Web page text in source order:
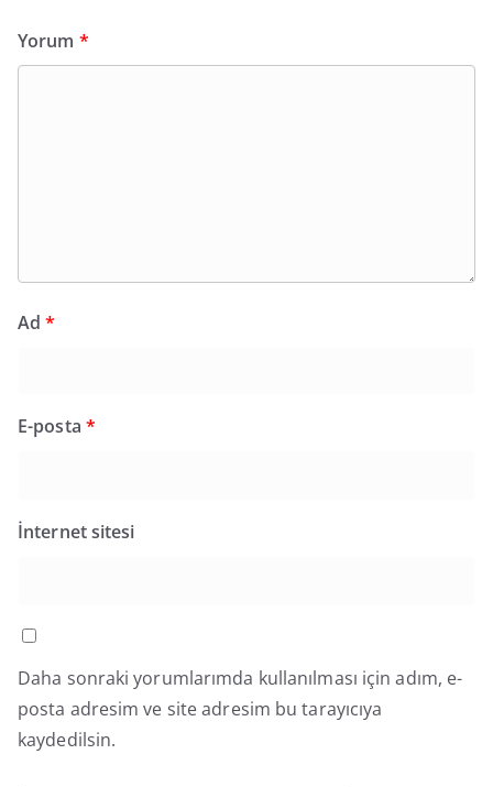
Yorum *
Ad*
E-posta *
İnternet sitesi
Daha sonraki yorumlarımda kullanılması için adım, e-
posta adresim ve site adresim bu tarayıcıya
kaydedilsin.